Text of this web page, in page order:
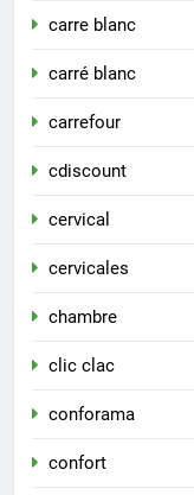
carre blanc
carré blanc
carrefour
cdiscount
cervical
cervicales
chambre
clic clac
conforama
confort